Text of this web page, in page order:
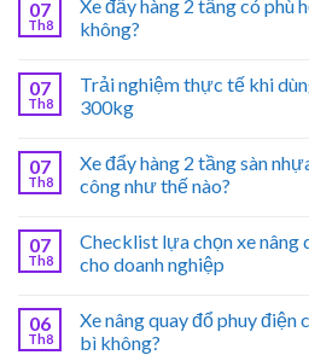
07
Th8
Xe đẩy hàng 2 tầng có phù
không?
07
Th8
Trải nghiệm thực tế khi
300kg
07
Th8
Xe đẩy hàng 2 tầng sàn
công như thế nào?
07
Th8
Checklist lựa chọn xe nâng
cho doanh nghiệp
06
Th8
Xe nâng quay đổ phuy điện
bì không?